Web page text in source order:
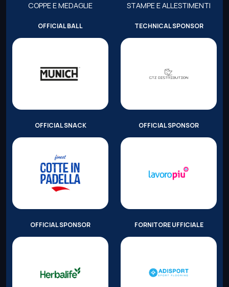
COPPE E MEDAGLIE STAMPE E ALLESTIMENTI
OFFICIAL BALL TECHNICAL SPONSOR
OFFICIAL SNACK OFFICIAL SPONSOR
OFFICIAL SPONSOR FORNITORE UFFICIALE